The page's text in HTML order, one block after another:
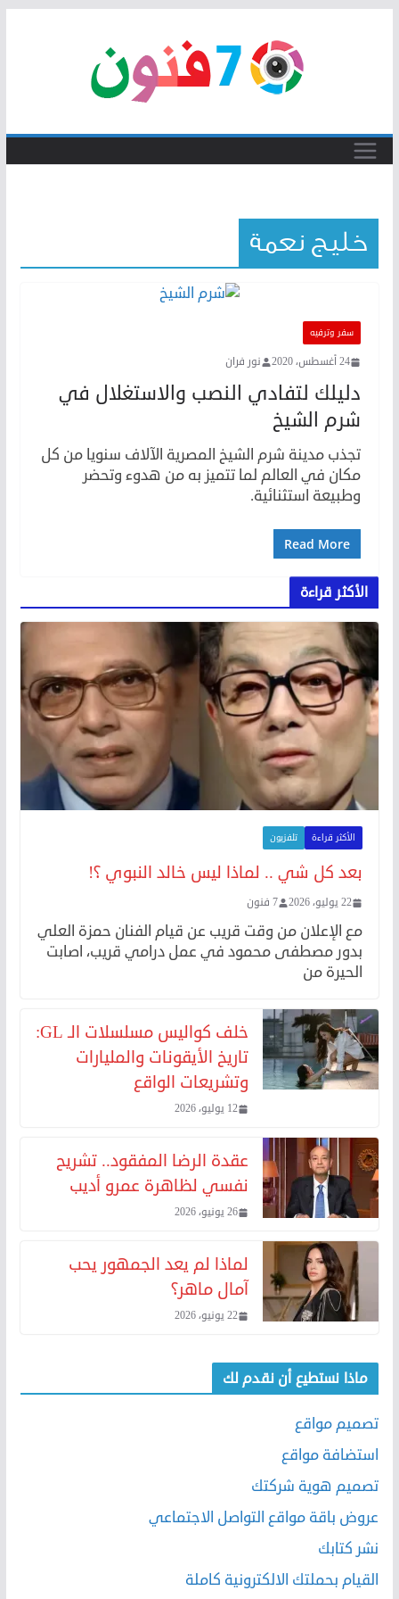
خليج نعمة
سفر وترفيه
24 أغسطس، 2020 نور فران
دليلك لتفادي النصب والاستغلال في
شرم الشيخ
تجذب مدينة شرم الشيخ المصرية الآلاف سنويا من كل
مكان في العالم لما تتميز به من هدوء وتحضر
وطبيعة استثنائية.
Read More
الأكثر قراءة
الأكثر قراءة تلفزيون
بعد كل شي .. لماذا ليس خالد النبوي ؟!
22 يوليو، 2026 7 فنون
مع الإعلان من وقت قريب عن قيام الفنان حمزة العلي
بدور مصطفى محمود في عمل درامي قريب، اصابت
الحيرة من
خلف كواليس مسلسلات الـ GL:
تاريخ الأيقونات والمليارات
وتشريعات الواقع
12 يوليو، 2026
عقدة الرضا المفقود.. تشريح
نفسي لظاهرة عمرو أديب
26 يونيو، 2026
لماذا لم يعد الجمهور يحب
آمال ماهر؟
22 يونيو، 2026
ماذا نستطيع أن نقدم لك
تصميم مواقع
استضافة مواقع
تصميم هوية شركتك
عروض باقة مواقع التواصل الاجتماعي
نشر كتابك
القيام بحملتك الالكترونية كاملة